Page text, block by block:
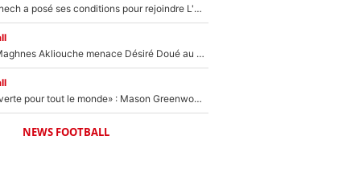
Raymond Domenech a posé ses conditions pour rejoindre L'EQUIPE du Soir : Il refuse de faire l'émission avec un autre chroniqueur !
Le transfert de Maghnes Akliouche menace Désiré Doué au PSG : «Je valide à 200%»
«La porte est ouverte pour tout le monde» : Mason Greenwood et Pierre-Emerick Aubameyang ont quitté l'OM, Amine Gouiri balance sur la suite du mercato et sur la réaction du vestiaire !
NEWS FOOTBALL